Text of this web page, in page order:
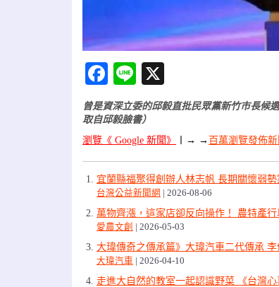
Facebook
Line
曾是資深立委的邱毅直批民眾黨新竹市長候
取自邱毅臉書）
瀏覽《 Google 新聞》
→ → 百萬瀏覽發佈新
宜蘭縣福聚得創辦人林志帆 長期關懷弱
台灣公益新聞網 2026-08-06
萬物齊漲，這家店卻反向操作！ 農特產
愛農文創 2026-05-03
大瑋傳奇之傳承篇》大瑋汽車二代傳承
大瑋汽車 2026-04-10
走進大自然的教室一起認識野菜 《台灣